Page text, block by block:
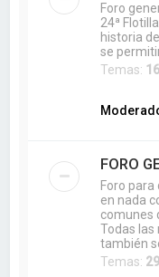
Foro
24ª
historia
se
Temas:
FORO
Foro
en nada
comunes
Todas las
también
Temas: